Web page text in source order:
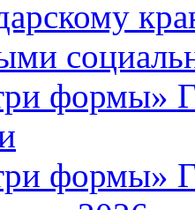
формы»
формы»